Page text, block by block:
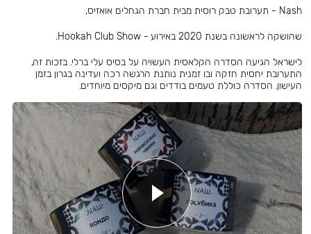
Nash - תערובת טבק רוסית מבית חברת הגחלים אואזיס,
שהושקה לראשונה בשנת 2020 באירוע - Hookah Club Show.
לישראל הגיעה הסדרה הקלאסית העשויה על בסיס עלי ברלי. בזכות זה,
התערובת יחסית חזקה ובו זמנית נותנת הרגשה רכה ועדינה בגרון בזמן
העישון. הסדרה כוללת טעמים בודדים וגם מיקסים מיוחדים.